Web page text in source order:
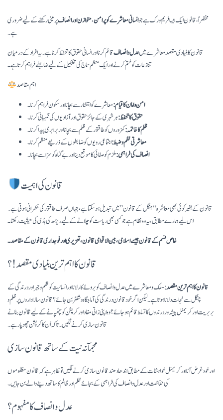
مختصراً، قانون ایک ایسا فریم ورک ہے جوانسانی معاشرے کو پرامن،متوازن اور انصافپر مبنی رکھنے کے لیے ضروری
ہے۔
قانون کا بنیادی مقصد معاشرے میںعدل و انصافقائم کرنا اور انسانی حقوق کا تحفظ کرنا ہے۔ یہ افراد کے درمیان
تنازعات کو ختم کرنے اور ایک منظم سماج کی تشکیل کے لیے ضابطے فراہم کرتا ہے۔
اہم مقاصد
امن و امان کا قیام:معاشرے کو انتشار سے بچانا اور سکون فراہم کرنا۔
حقوق کا تحفظ:ہر شہری کے جائز حقوق اور آزادیوں کی نگہبانی کرنا۔
ظلم کا خاتمہ:کمزوروں کو طاقتور کے ظلم سے بچانا اور برابری پیدا کرنا۔
معاشرتی نظم و ضبط:اجتماعی رویوں کو ضابطوں کے ذریعے منظم کرنا۔
انصاف کی فراہمی:ملزم کو صفائی کا موقع دینا اور بے گناہ کو سزا سے بچانا۔
قانون کی اہمیت
قانون کے بغیر کوئی بھی معاشرہ “جنگل کے قانون” میں تبدیل ہو سکتا ہے، جہاں صرف طاقتور کی حکمرانی ہوتی ہے۔
اس لیے ہمارے مطابق، یہ وہ نظام ہے جو کسی بھی ریاست کو چلانے کے لیے ریڑھ کی ہڈی کی حیثیت رکھتا۔
خاص قسم کے قانون جیسے اسلامی، بین الاقوامی قانون، تعزیری اور فوجداری قانون کے مقاصد۔
قانون کا اہم ترین بنیادی مقصد!؟
قانون کا اہم ترین مقصد:-ملک و معاشرے میں عدل و انصاف کو بروئے کارلانا اور انسانیت کو ظلم و جبر اور درندگی کے
چنگل سے نجات دلانا ہوتا ہے۔ لیکن اگر خود قانون درندگی کی آماجگاہ و شلٹر بن جائے؟ قانون ساز اداروں پر ظلم و
بربریت اور کریمنل پیشہ ور درندوں کا تسلط قائم ہوجائے؟ وہ اپنی زاتی مفاد اور کرپشن کو چھّپانے کے لیے قانون بنانے
قانون سازی کرنے لگیں۔ تاکہ اُن کا کرپشن چھوپا رہے۔
مجمآنہ نیت کے ساتھ قانون سازی
اور خودغرض آنا اور کریمنل خواہشات کے مطابق اندھا دھند قانون سازی کرنے لگیں تو ظاہر ہے کہ قانون مظلوموں
کی حفاظت اور عدل و انصاف کی فراہمی کے بجائے ظلم اور ظالم کا ساتھ دینے والے بن جایں۔
عدل و انصاف کا مفہوم؟